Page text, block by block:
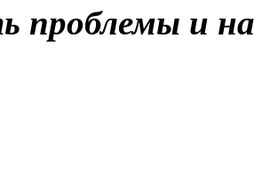
проблемы и